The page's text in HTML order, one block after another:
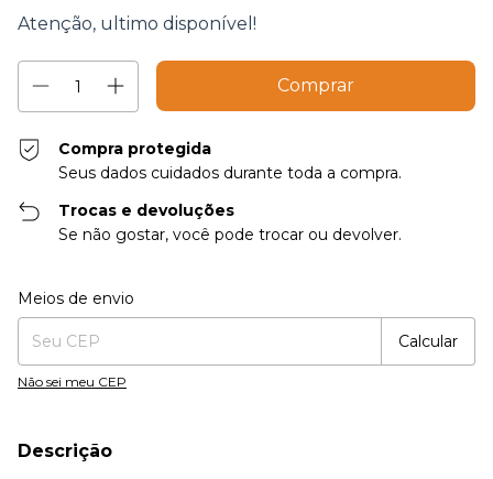
Atenção, ultimo disponível!
Compra protegida
Seus dados cuidados durante toda a compra.
Trocas e devoluções
Se não gostar, você pode trocar ou devolver.
Entregas para o CEP:
Meios de envio
Calcular
Não sei meu CEP
Descrição